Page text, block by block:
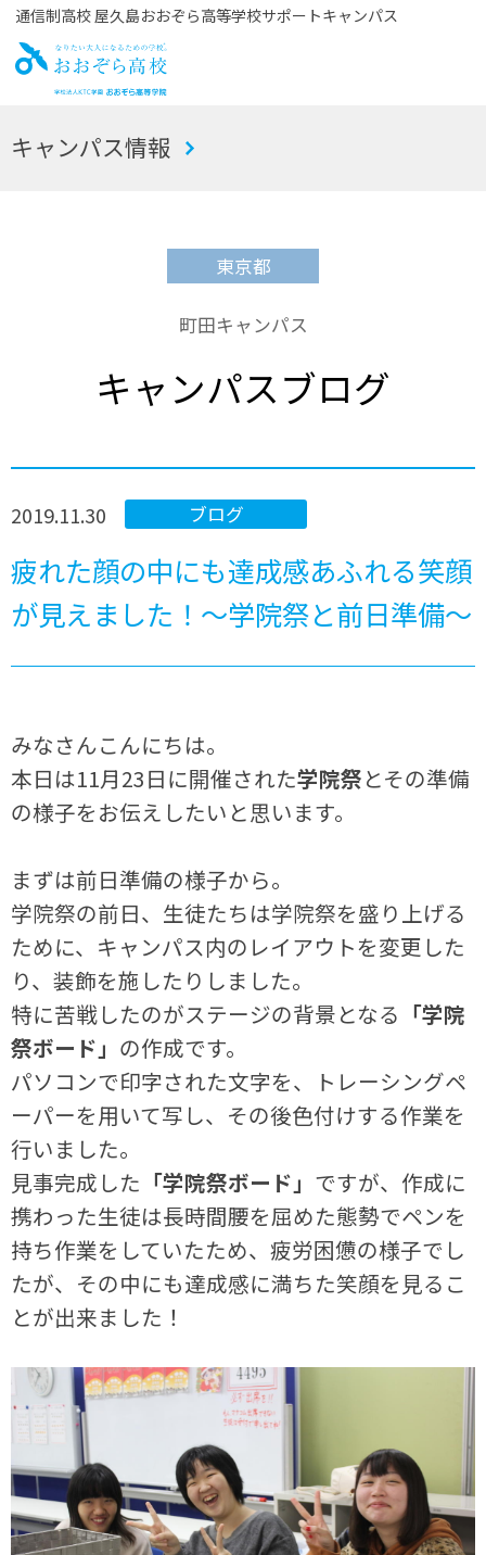
通信制高校 屋久島おおぞら高等学校サポートキャンパス
お
キャンパス情報
東京都
町田キャンパス
キャンパスブログ
ブログ
2019.11.30
疲れた顔の中にも達成感あふれる笑顔
が見えました！～学院祭と前日準備～
みなさんこんにちは。
本日は11月23日に開催された学院祭とその準備
の様子をお伝えしたいと思います。
まずは前日準備の様子から。
学院祭の前日、生徒たちは学院祭を盛り上げる
ために、キャンパス内のレイアウトを変更した
り、装飾を施したりしました。
特に苦戦したのがステージの背景となる 「学院
祭ボード」 の作成です。
パソコンで印字された文字を、トレーシングペ
ーパーを用いて写し、その後色付けする作業を
行いました。
見事完成した 「学院祭ボード」 ですが、作成に
携わった生徒は長時間腰を屈めた態勢でペンを
持ち作業をしていたため、疲労困憊の様子でし
たが、その中にも達成感に満ちた笑顔を見るこ
とが出来ました！